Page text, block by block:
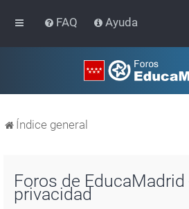
FAQ Ayuda
Índice general
Foros de
privacidad